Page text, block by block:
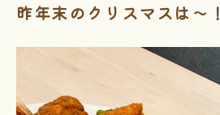
昨年末のクリスマスは～！